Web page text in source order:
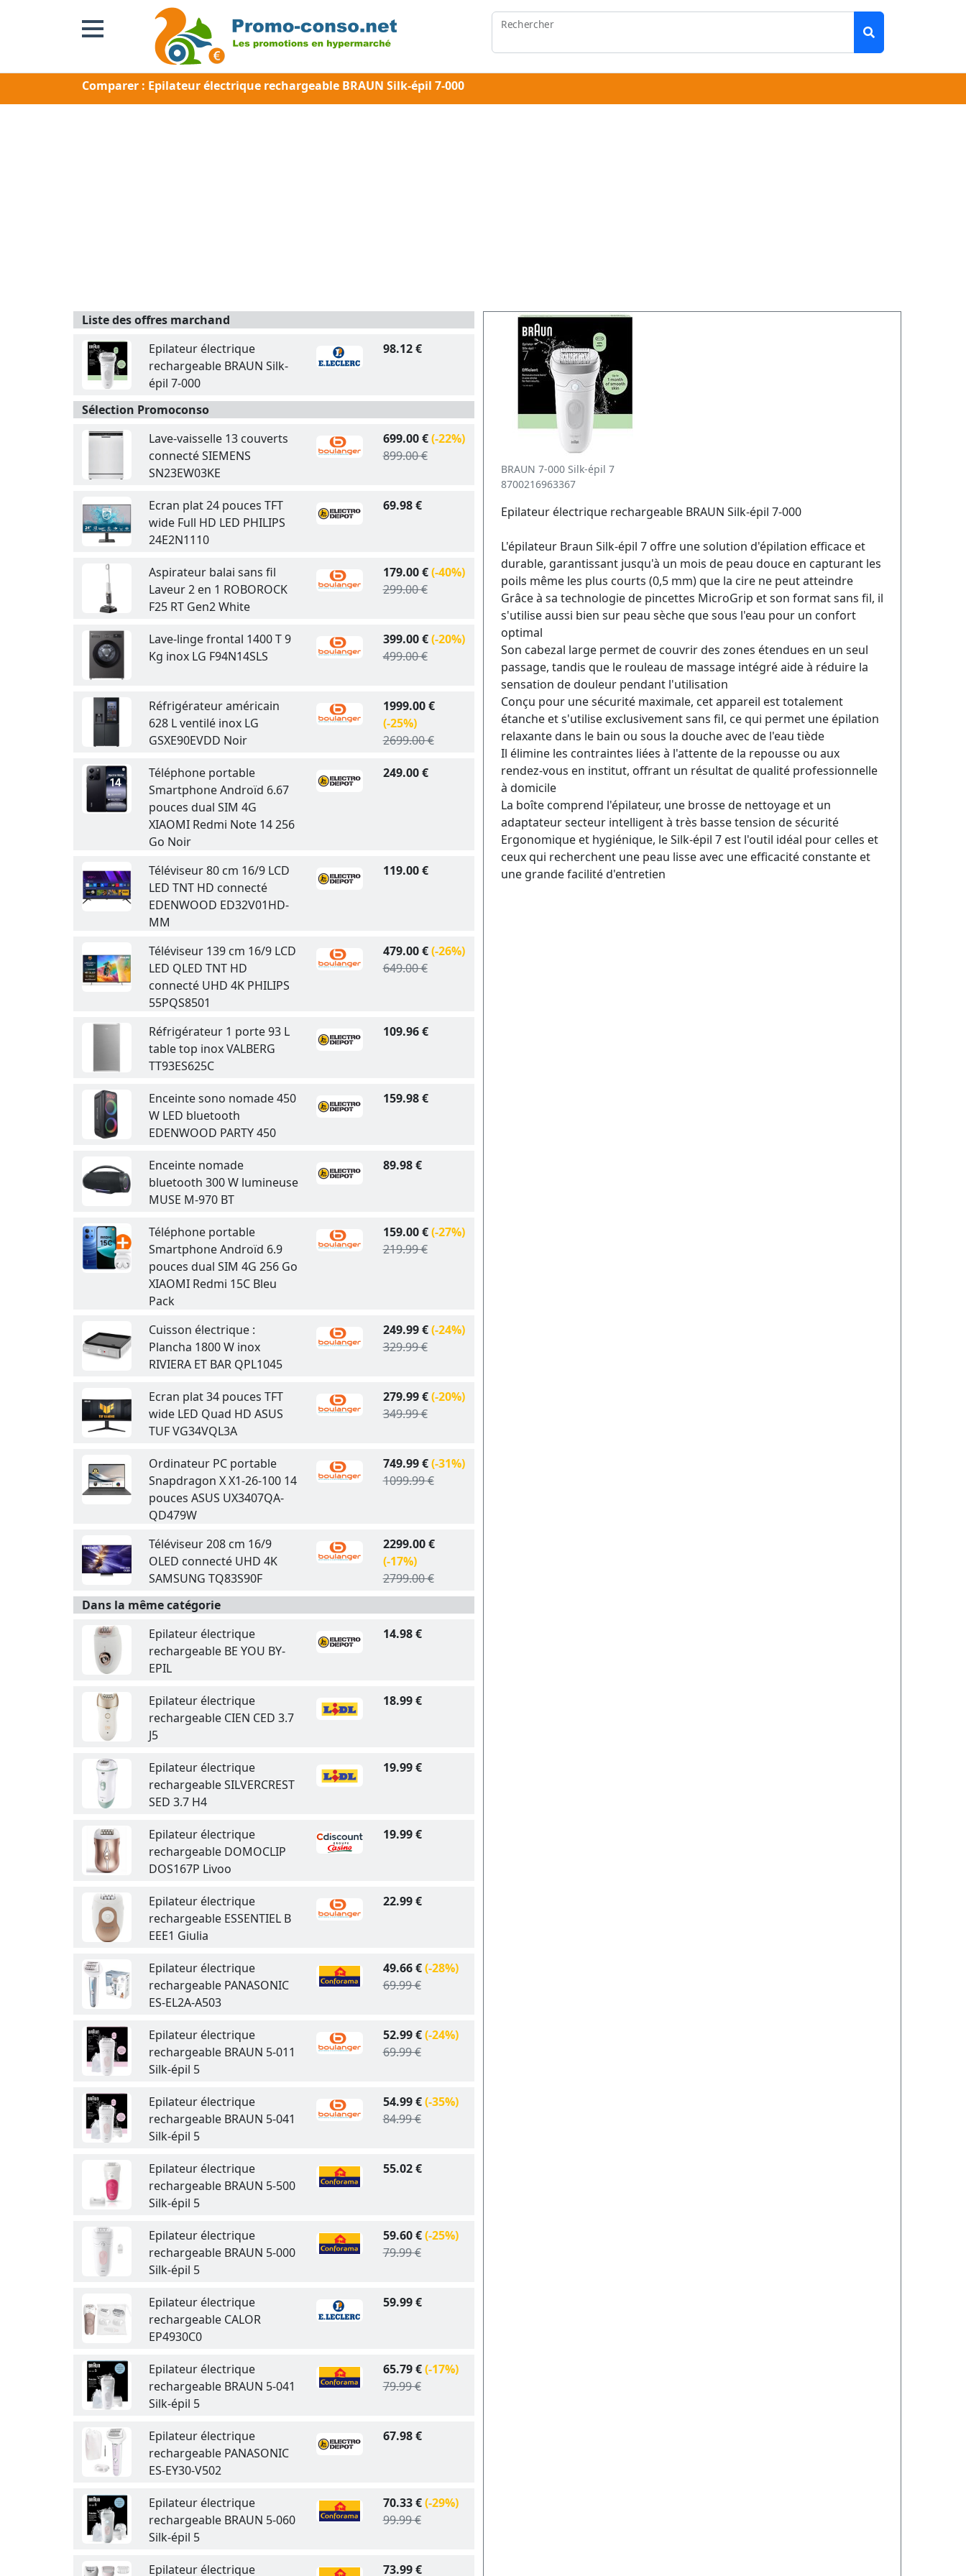
Rechercher
Comparer : Epilateur électrique rechargeable BRAUN Silk-épil 7-000
Liste des offres marchand
Epilateur électrique
rechargeable BRAUN Silk-
épil 7-000
98.12 €
Sélection Promoconso
Lave-vaisselle 13 couverts
connecté SIEMENS
SN23EW03KE
699.00 €(-22%)
899.00 €
Ecran plat 24 pouces TFT
wide Full HD LED PHILIPS
24E2N1110
69.98 €
Aspirateur balai sans fil
Laveur 2 en 1 ROBOROCK
F25 RT Gen2 White
179.00 €(-40%)
299.00 €
Lave-linge frontal 1400 T 9
Kg inox LG F94N14SLS
399.00 €(-20%)
499.00 €
Réfrigérateur américain
628 L ventilé inox LG
GSXE90EVDD Noir
1999.00 €
(-25%)
2699.00 €
Téléphone portable
Smartphone Androïd 6.67
pouces dual SIM 4G
XIAOMI Redmi Note 14 256
Go Noir
249.00 €
Téléviseur 80 cm 16/9 LCD
LED TNT HD connecté
EDENWOOD ED32V01HD-
MM
119.00 €
Téléviseur 139 cm 16/9 LCD
LED QLED TNT HD
connecté UHD 4K PHILIPS
55PQS8501
479.00 €(-26%)
649.00 €
Réfrigérateur 1 porte 93 L
table top inox VALBERG
TT93ES625C
109.96 €
Enceinte sono nomade 450
W LED bluetooth
EDENWOOD PARTY 450
159.98 €
Enceinte nomade
bluetooth 300 W lumineuse
MUSE M-970 BT
89.98 €
Téléphone portable
Smartphone Androïd 6.9
pouces dual SIM 4G 256 Go
XIAOMI Redmi 15C Bleu
Pack
159.00 €(-27%)
219.99 €
Cuisson électrique :
Plancha 1800 W inox
RIVIERA ET BAR QPL1045
249.99 €(-24%)
329.99 €
Ecran plat 34 pouces TFT
wide LED Quad HD ASUS
TUF VG34VQL3A
279.99 €(-20%)
349.99 €
Ordinateur PC portable
Snapdragon X X1-26-100 14
pouces ASUS UX3407QA-
QD479W
749.99 €(-31%)
1099.99 €
Téléviseur 208 cm 16/9
OLED connecté UHD 4K
SAMSUNG TQ83S90F
2299.00 €
(-17%)
2799.00 €
Dans la même catégorie
Epilateur électrique
rechargeable BE YOU BY-
EPIL
14.98 €
Epilateur électrique
rechargeable CIEN CED 3.7
J5
18.99 €
Epilateur électrique
rechargeable SILVERCREST
SED 3.7 H4
19.99 €
Epilateur électrique
rechargeable DOMOCLIP
DOS167P Livoo
19.99 €
Epilateur électrique
rechargeable ESSENTIEL B
EEE1 Giulia
22.99 €
Epilateur électrique
rechargeable PANASONIC
ES-EL2A-A503
49.66 €(-28%)
69.99 €
Epilateur électrique
rechargeable BRAUN 5-011
Silk-épil 5
52.99 €(-24%)
69.99 €
Epilateur électrique
rechargeable BRAUN 5-041
Silk-épil 5
54.99 €(-35%)
84.99 €
Epilateur électrique
rechargeable BRAUN 5-500
Silk-épil 5
55.02 €
Epilateur électrique
rechargeable BRAUN 5-000
Silk-épil 5
59.60 €(-25%)
79.99 €
Epilateur électrique
rechargeable CALOR
EP4930C0
59.99 €
Epilateur électrique
rechargeable BRAUN 5-041
Silk-épil 5
65.79 €(-17%)
79.99 €
Epilateur électrique
rechargeable PANASONIC
ES-EY30-V502
67.98 €
Epilateur électrique
rechargeable BRAUN 5-060
Silk-épil 5
70.33 €(-29%)
99.99 €
Epilateur électrique 73.99 €
BRAUN 7-000 Silk-épil 7
8700216963367
Epilateur électrique rechargeable BRAUN Silk-épil 7-000
L'épilateur Braun Silk-épil 7 offre une solution d'épilation efficace et
durable, garantissant jusqu'à un mois de peau douce en capturant les
poils même les plus courts (0,5 mm) que la cire ne peut atteindre
Grâce à sa technologie de pincettes MicroGrip et son format sans fil, il
s'utilise aussi bien sur peau sèche que sous l'eau pour un confort
optimal
Son cabezal large permet de couvrir des zones étendues en un seul
passage, tandis que le rouleau de massage intégré aide à réduire la
sensation de douleur pendant l'utilisation
Conçu pour une sécurité maximale, cet appareil est totalement
étanche et s'utilise exclusivement sans fil, ce qui permet une épilation
relaxante dans le bain ou sous la douche avec de l'eau tiède
Il élimine les contraintes liées à l'attente de la repousse ou aux
rendez-vous en institut, offrant un résultat de qualité professionnelle
à domicile
La boîte comprend l'épilateur, une brosse de nettoyage et un
adaptateur secteur intelligent à très basse tension de sécurité
Ergonomique et hygiénique, le Silk-épil 7 est l'outil idéal pour celles et
ceux qui recherchent une peau lisse avec une efficacité constante et
une grande facilité d'entretien